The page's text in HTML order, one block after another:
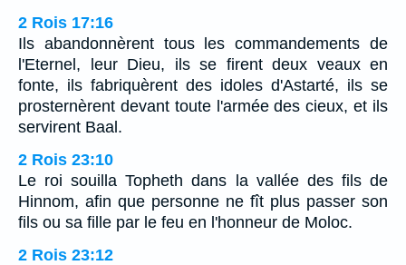
2 Rois 17:16
Ils abandonnèrent tous les commandements de
l'Eternel, leur Dieu, ils se firent deux veaux en
fonte, ils fabriquèrent des idoles d'Astarté, ils se
prosternèrent devant toute l'armée des cieux, et ils
servirent Baal.
2 Rois 23:10
Le roi souilla Topheth dans la vallée des fils de
Hinnom, afin que personne ne fît plus passer son
fils ou sa fille par le feu en l'honneur de Moloc.
2 Rois 23:12